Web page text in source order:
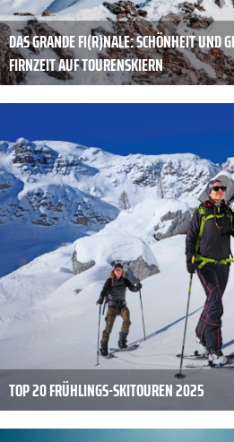
DAS GRANDE FI(R)NALE: SCHÖNHEIT UND
FIRNZEIT AUF TOURENSKIERN
TOP 20 FRÜHLINGS-SKITOUREN 2025